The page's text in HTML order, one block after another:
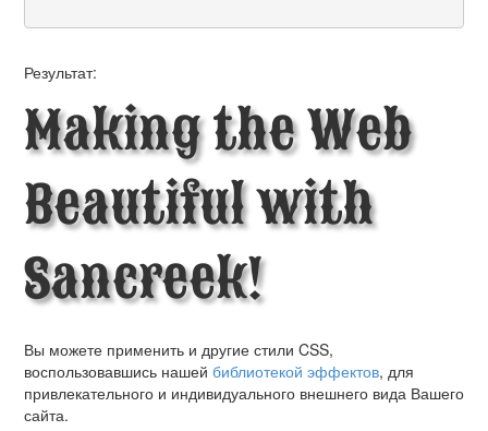
Результат:
Making the Web
Beautiful with
Sancreek!
Вы можете применить и другие стили CSS,
воспользовавшись нашей библиотекой эффектов, для
привлекательного и индивидуального внешнего вида Вашего
сайта.